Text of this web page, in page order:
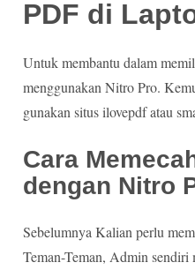
PDF di
Untuk membantu dalam
menggunakan Nitro Pro.
gunakan situs ilovepdf atau
Cara
dengan Nitro
Sebelumnya Kalian perlu
Teman-Teman, Admin